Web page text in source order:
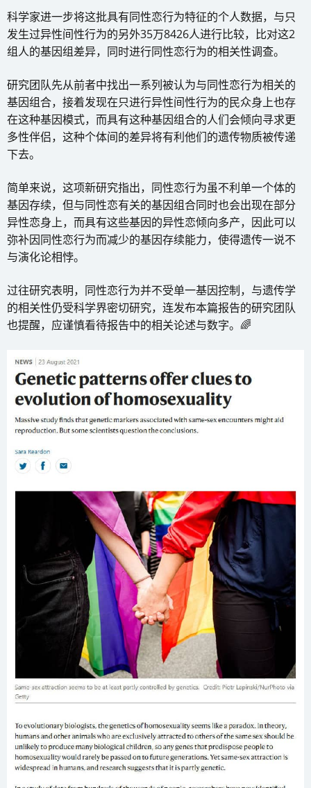
科学家进一步将这批具有同性恋行为特征的个人数据，与只
发生过异性间性行为的另外35万8426人进行比较，比对这2
组人的基因组差异，同时进行同性恋行为的相关性调查。
研究团队先从前者中找出一系列被认为与同性恋行为相关的
基因组合，接着发现在只进行异性间性行为的民众身上也存
在这种基因模式，而具有这种基因组合的人们会倾向寻求更
多性伴侣，这种个体间的差异将有利他们的遗传物质被传递
下去。
简单来说，这项新研究指出，同性恋行为虽不利单一个体的
基因存续，但与同性恋有关的基因组合同时也会出现在部分
异性恋身上，而具有这些基因的异性恋倾向多产，因此可以
弥补因同性恋行为而减少的基因存续能力，使得遗传一说不
与演化论相悖。
过往研究表明，同性恋行为并不受单一基因控制，与遗传学
的相关性仍受科学界密切研究，连发布本篇报告的研究团队
也提醒，应谨慎看待报告中的相关论述与数字。🌈